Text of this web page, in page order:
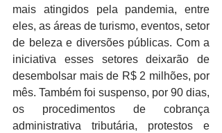
mais atingidos pela pandemia, entre
eles, as áreas de turismo, eventos, setor
de beleza e diversões públicas. Com a
iniciativa esses setores deixarão de
desembolsar mais de R$ 2 milhões, por
mês. Também foi suspenso, por 90 dias,
os procedimentos de cobrança
administrativa tributária, protestos e